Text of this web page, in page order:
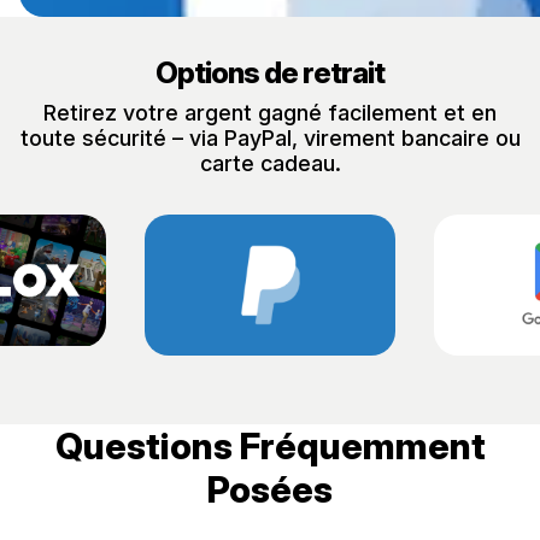
Options de retrait
Retirez votre argent gagné facilement et en
toute sécurité – via PayPal, virement bancaire ou
carte cadeau.
Questions Fréquemment
Posées